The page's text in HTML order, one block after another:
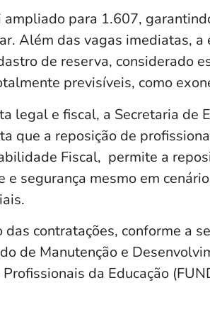
ampliado para 1.607,
Além das vagas imediatas,
de reserva, considerado
previsíveis, como
legal e fiscal, a Secretaria de
que a reposição de
Fiscal, permite a
e segurança mesmo em
das contratações, conforme a
de Manutenção e
da Educação